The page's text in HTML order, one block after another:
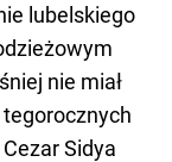
lubelskiego
nie miał
Sidya